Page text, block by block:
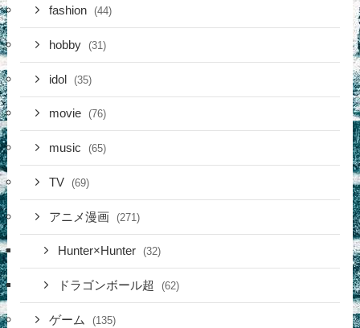
fashion (44)
hobby (31)
idol (35)
movie (76)
music (65)
TV (69)
アニメ漫画 (271)
Hunter×Hunter (32)
ドラゴンボール超 (62)
ゲーム (135)